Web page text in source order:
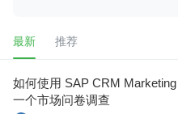
最新 推荐
如何使用 SAP CRM
一个市场问卷调查